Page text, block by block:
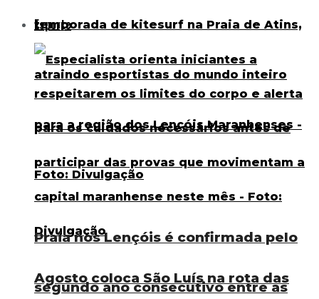
Esporte
Agosto coloca São Luís na rota das
Praia nos Lençóis é confirmada pelo
segundo ano consecutivo entre as